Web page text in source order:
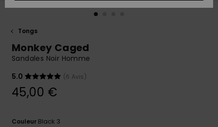
conversation
plus rapide
à votre
Démarrer
Tongs
Monkey Caged
Sandales Noir Homme
5.0
(6 Avis)
45,00 €
Couleur Black 3